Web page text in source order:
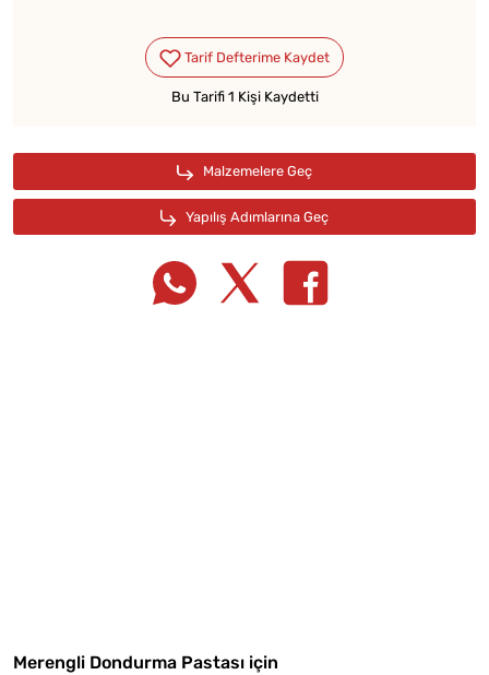
Bu Tarifi 1 Kişi Kaydetti
Merengli Dondurma Pastası için